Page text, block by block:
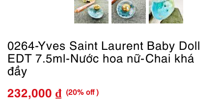
0264-Yves Saint Laurent Baby Doll
EDT 7.5ml-Nước hoa nữ-Chai khá
đầy
Giá
232,000 ₫
Giá
(20% off )